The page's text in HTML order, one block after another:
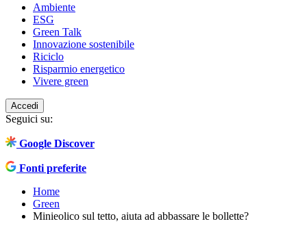
Ambiente
ESG
Green Talk
Innovazione sostenibile
Riciclo
Risparmio energetico
Vivere green
Accedi
Seguici su:
Google Discover
Fonti preferite
Home
Green
Minieolico sul tetto, aiuta ad abbassare le bollette?